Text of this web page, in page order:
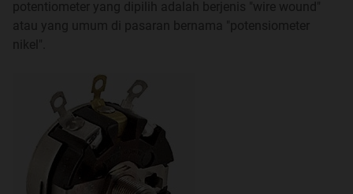
SD CARD ACCESS VIA ATTINY2313
Selengkapnya
dibahas di
part1 , part2, dan ATTINY TALKING MACHINE
I2C EEPROM DOWNLOADER dan I2C music player
Selengkapnya
ALL ABOUT KEYPAD
potentiometer yang dipilih adalah berjenis "wire wound"
atau yang umum di pasaran bernama "potensiometer
nikel".